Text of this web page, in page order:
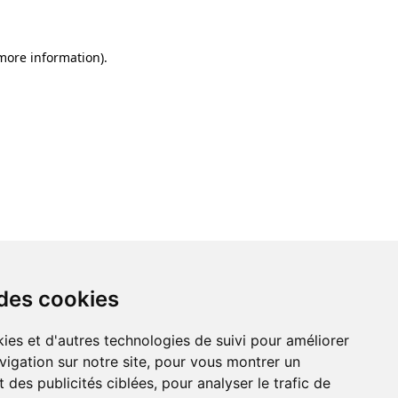
cookies
et d'autres technologies de suivi pour améliorer
sur notre site, pour vous montrer un
des publicités ciblées, pour analyser le trafic de
information).